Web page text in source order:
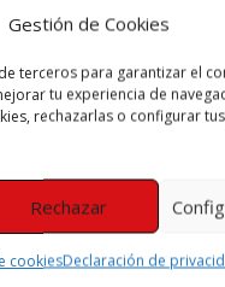
Gestión de Cookies
terceros para garantizar el
tu experiencia de
rechazarlas o configurar
Rechazar
cookiesDeclaración de
USO
es regular el
de pantalla,